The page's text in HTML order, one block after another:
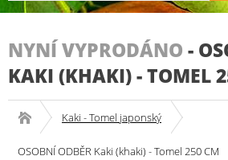
NYNÍ VYPRODÁNO -
KAKI (KHAKI) - TOMEL
Kaki - Tomel japonský
OSOBNÍ ODBĚR Kaki (khaki) - Tomel 250 CM